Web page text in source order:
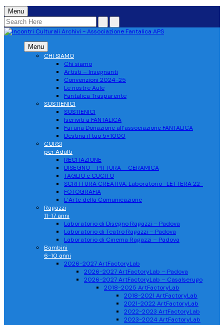
Menu
Menu
CHI SIAMO
Chi siamo
Artisti – Insegnanti
Convenzioni 2024-25
Le nostre Aule
Fantalica Trasparente
SOSTIENICI
SOSTIENICI
Iscriviti a FANTALICA
Fai una Donazione all’associazione FANTALICA
Destina il tuo 5×1000
CORSI
per Adulti
RECITAZIONE
DISEGNO – PITTURA – CERAMICA
TAGLIO e CUCITO
SCRITTURA CREATIVA: Laboratorio -LETTERA 22-
FOTOGRAFIA
L’Arte della Comunicazione
Ragazzi
11-17 anni
Laboratorio di Disegno Ragazzi – Padova
Laboratorio di Teatro Ragazzi – Padova
Laboratorio di Cinema Ragazzi – Padova
Bambini
6-10 anni
2026-2027 ArtFactoryLab
2026-2027 ArtFactoryLab – Padova
2026-2027 ArtFactoryLab – Casalserugo
2018-2025 ArtFactoryLab
2018-2021 ArtFactoryLab
2021-2022 ArtFactoryLab
2022-2023 ArtFactoryLab
2023-2024 ArtFactoryLab